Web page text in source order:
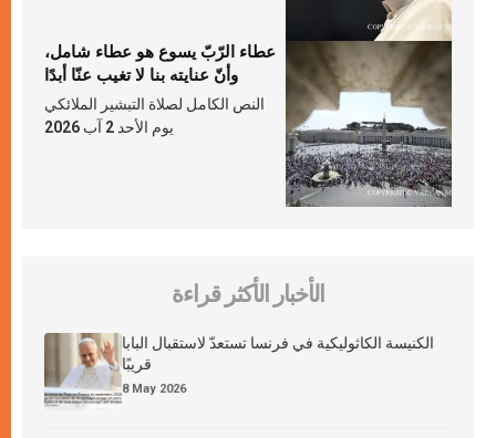
عطاء الرّبّ يسوع هو عطاء شامل،
وأنّ عنايته بنا لا تغيب عنّا أبدًا
النص الكامل لصلاة التبشير الملائكي
يوم الأحد 2 آب 2026
الأخبار الأكثر قراءة
الكنيسة الكاثوليكية في فرنسا تستعدّ لاستقبال البابا
قريبًا
8 May 2026